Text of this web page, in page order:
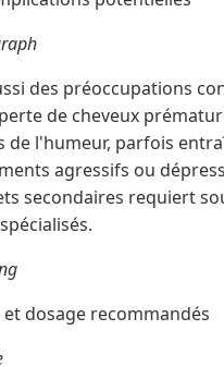
des préoccupations
de cheveux
de l'humeur, parfois
agressifs ou
secondaires requiert
dosage recommandés